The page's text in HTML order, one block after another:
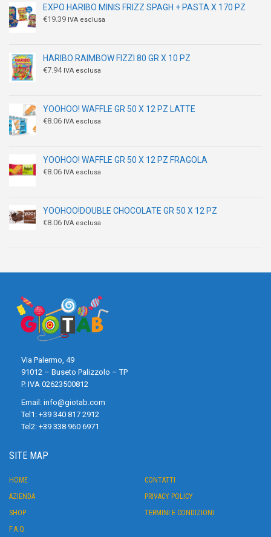
EXPO HARIBO MINIS FRIZZ SPAGH + PASTA X 170 PZ
€19.39 IVA esclusa
HARIBO RAIMBOW FIZZI 80 GR X 10 PZ
€7.94 IVA esclusa
YOOHOO! WAFFLE GR 50 X 12 PZ LATTE
€8.06 IVA esclusa
YOOHOO! WAFFLE GR 50 X 12 PZ FRAGOLA
€8.06 IVA esclusa
YOOHOO!DOUBLE CHOCOLATE GR 50 X 12 PZ
€8.06 IVA esclusa
Via Palermo, 49
91012 – Buseto Palizzolo – TP
P. IVA 02623500812
Email: info@giotab.com
Tel1: +39 340 817 2912
Tel2: +39 338 960 6971
SITE MAP
HOME
AZIENDA
SHOP
F.A.Q.
CONTATTI
PRIVACY POLICY
TERMINI E CONDIZIONI